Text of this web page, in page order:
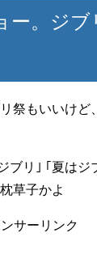
ー。ジブ
祭もいいけど
ブリ｣ ｢夏はジ
草子かよ
サーリンク